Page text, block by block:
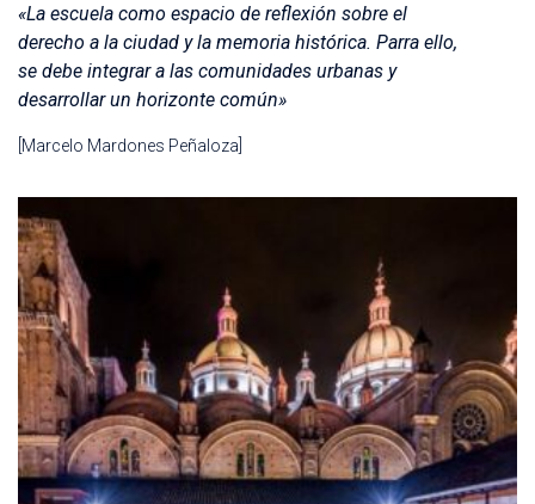
«La escuela como espacio de reflexión sobre el
derecho a la ciudad y la memoria histórica. Parra ello,
se debe integrar a las comunidades urbanas y
desarrollar un horizonte común»
[Marcelo Mardones Peñaloza]